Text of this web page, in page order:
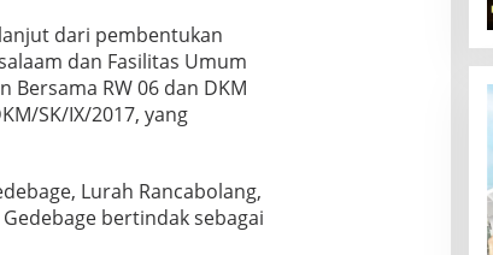
dari pembentukan
dan Fasilitas Umum
Bersama RW 06 dan DKM
SK/IX/2017, yang
Lurah Rancabolang,
bertindak sebagai